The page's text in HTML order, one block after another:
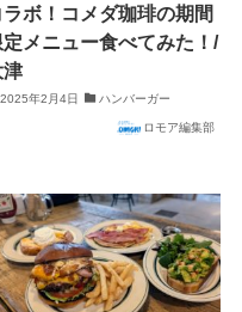
ラボ！コメダ珈琲の期間
定メニュー食べてみた！/
津
2025年2月4日 ハンバーガー
ロモア編集部